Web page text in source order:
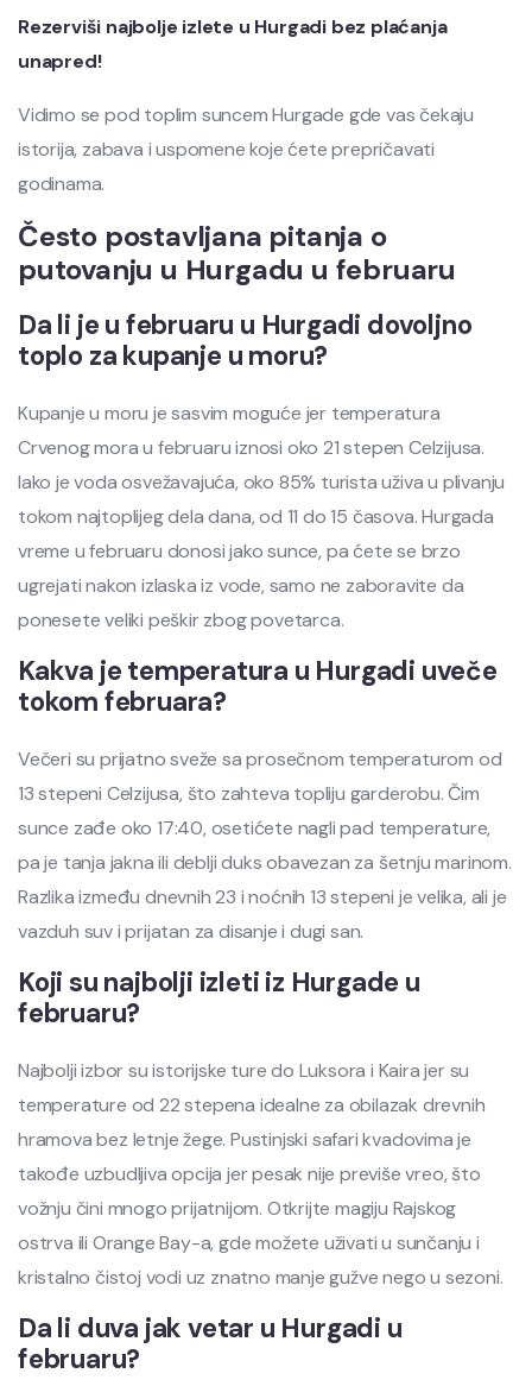
Rezerviši najbolje izlete u Hurgadi bez plaćanja
unapred!
Vidimo se pod toplim suncem Hurgade gde vas čekaju
istorija, zabava i uspomene koje ćete prepričavati
godinama.
Često postavljana pitanja o
putovanju u Hurgadu u februaru
Da li je u februaru u Hurgadi dovoljno
toplo za kupanje u moru?
Kupanje u moru je sasvim moguće jer temperatura
Crvenog mora u februaru iznosi oko 21 stepen Celzijusa.
Iako je voda osvežavajuća, oko 85% turista uživa u plivanju
tokom najtoplijeg dela dana, od 11 do 15 časova. Hurgada
vreme u februaru donosi jako sunce, pa ćete se brzo
ugrejati nakon izlaska iz vode, samo ne zaboravite da
ponesete veliki peškir zbog povetarca.
Kakva je temperatura u Hurgadi uveče
tokom februara?
Večeri su prijatno sveže sa prosečnom temperaturom od
13 stepeni Celzijusa, što zahteva topliju garderobu. Čim
sunce zađe oko 17:40, osetićete nagli pad temperature,
pa je tanja jakna ili deblji duks obavezan za šetnju marinom.
Razlika između dnevnih 23 i noćnih 13 stepeni je velika, ali je
vazduh suv i prijatan za disanje i dugi san.
Koji su najbolji izleti iz Hurgade u
februaru?
Najbolji izbor su istorijske ture do Luksora i Kaira jer su
temperature od 22 stepena idealne za obilazak drevnih
hramova bez letnje žege. Pustinjski safari kvadovima je
takođe uzbudljiva opcija jer pesak nije previše vreo, što
vožnju čini mnogo prijatnijom. Otkrijte magiju Rajskog
ostrva ili Orange Bay-a, gde možete uživati u sunčanju i
kristalno čistoj vodi uz znatno manje gužve nego u sezoni.
Da li duva jak vetar u Hurgadi u
februaru?